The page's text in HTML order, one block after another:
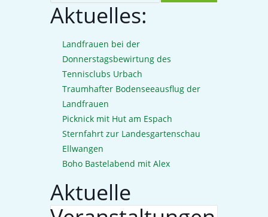
Aktuelles:
Landfrauen bei der
Donnerstagsbewirtung des
Tennisclubs Urbach
Traumhafter Bodenseeausflug der
Landfrauen
Picknick mit Hut am Espach
Sternfahrt zur Landesgartenschau
Ellwangen
Boho Bastelabend mit Alex
Aktuelle